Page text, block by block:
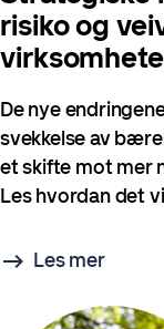
risiko og
De nye
svekkelse av
et skifte mot mer
Les hvordan det
Les mer